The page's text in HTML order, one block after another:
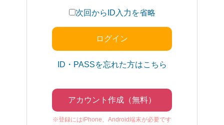
次回からID入力を省略
ID・PASSを忘れた方はこちら
アカウント作成（無料）
※登録にはiPhone、Android端末が必要です